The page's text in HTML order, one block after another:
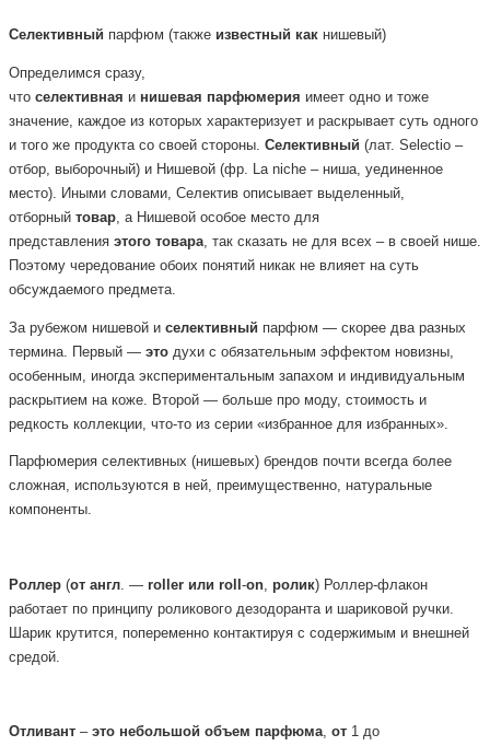
Селективный парфюм (также известный как нишевый)
Определимся сразу,
что селективная и нишевая парфюмерия имеет одно и тоже
значение, каждое из которых характеризует и раскрывает суть одного
и того же продукта со своей стороны. Селективный (лат. Selectio –
отбор, выборочный) и Нишевой (фр. La niche – ниша, уединенное
место). Иными словами, Селектив описывает выделенный,
отборный товар, а Нишевой особое место для
представления этого товара, так сказать не для всех – в своей нише.
Поэтому чередование обоих понятий никак не влияет на суть
обсуждаемого предмета.
За рубежом нишевой и селективный парфюм — скорее два разных
термина. Первый — это духи с обязательным эффектом новизны,
особенным, иногда экспериментальным запахом и индивидуальным
раскрытием на коже. Второй — больше про моду, стоимость и
редкость коллекции, что-то из серии «избранное для избранных».
Парфюмерия селективных (нишевых) брендов почти всегда более
сложная, используются в ней, преимущественно, натуральные
компоненты.
Роллер (от англ. — roller или roll -on, ролик) Роллер-флакон
работает по принципу роликового дезодоранта и шариковой ручки.
Шарик крутится, попеременно контактируя с содержимым и внешней
средой.
Отливант – это небольшой объем парфюма, от 1 до